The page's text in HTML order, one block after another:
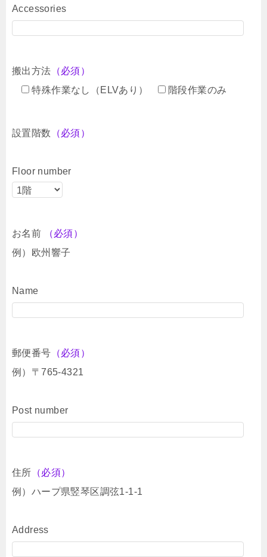
Accessories
搬出方法 （必須）
特殊作業なし（ELVあり）
階段作業のみ
設置階数 （必須）
Floor number
お名前
（必須）
例）欧州響子
Name
郵便番号 （必須）
例）〒765-4321
Post number
住所 （必須）
例）ハープ県竪琴区調弦1-1-1
Address